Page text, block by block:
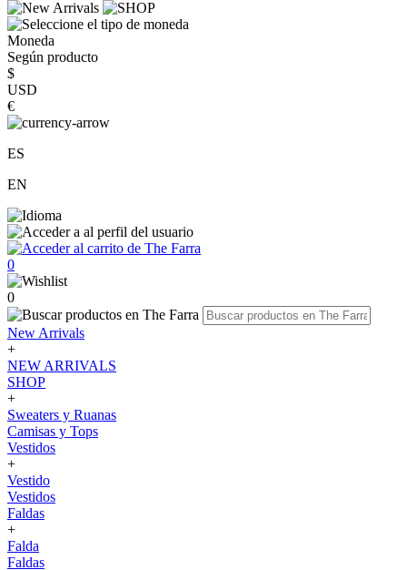
Moneda
Según producto
$
USD
€
ES
EN
0
0
New Arrivals
+
NEW ARRIVALS
SHOP
+
Sweaters y Ruanas
Camisas y Tops
Vestidos
+
Vestido
Vestidos
Faldas
+
Falda
Faldas